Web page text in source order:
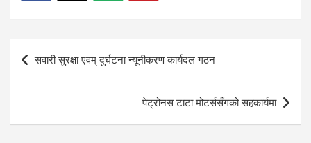
Post
navigation
सवारी सुरक्षा एवम् दुर्घटना न्यूनीकरण कार्यदल गठन
पेट्रोनस टाटा मोटर्ससँगको सहकार्यमा